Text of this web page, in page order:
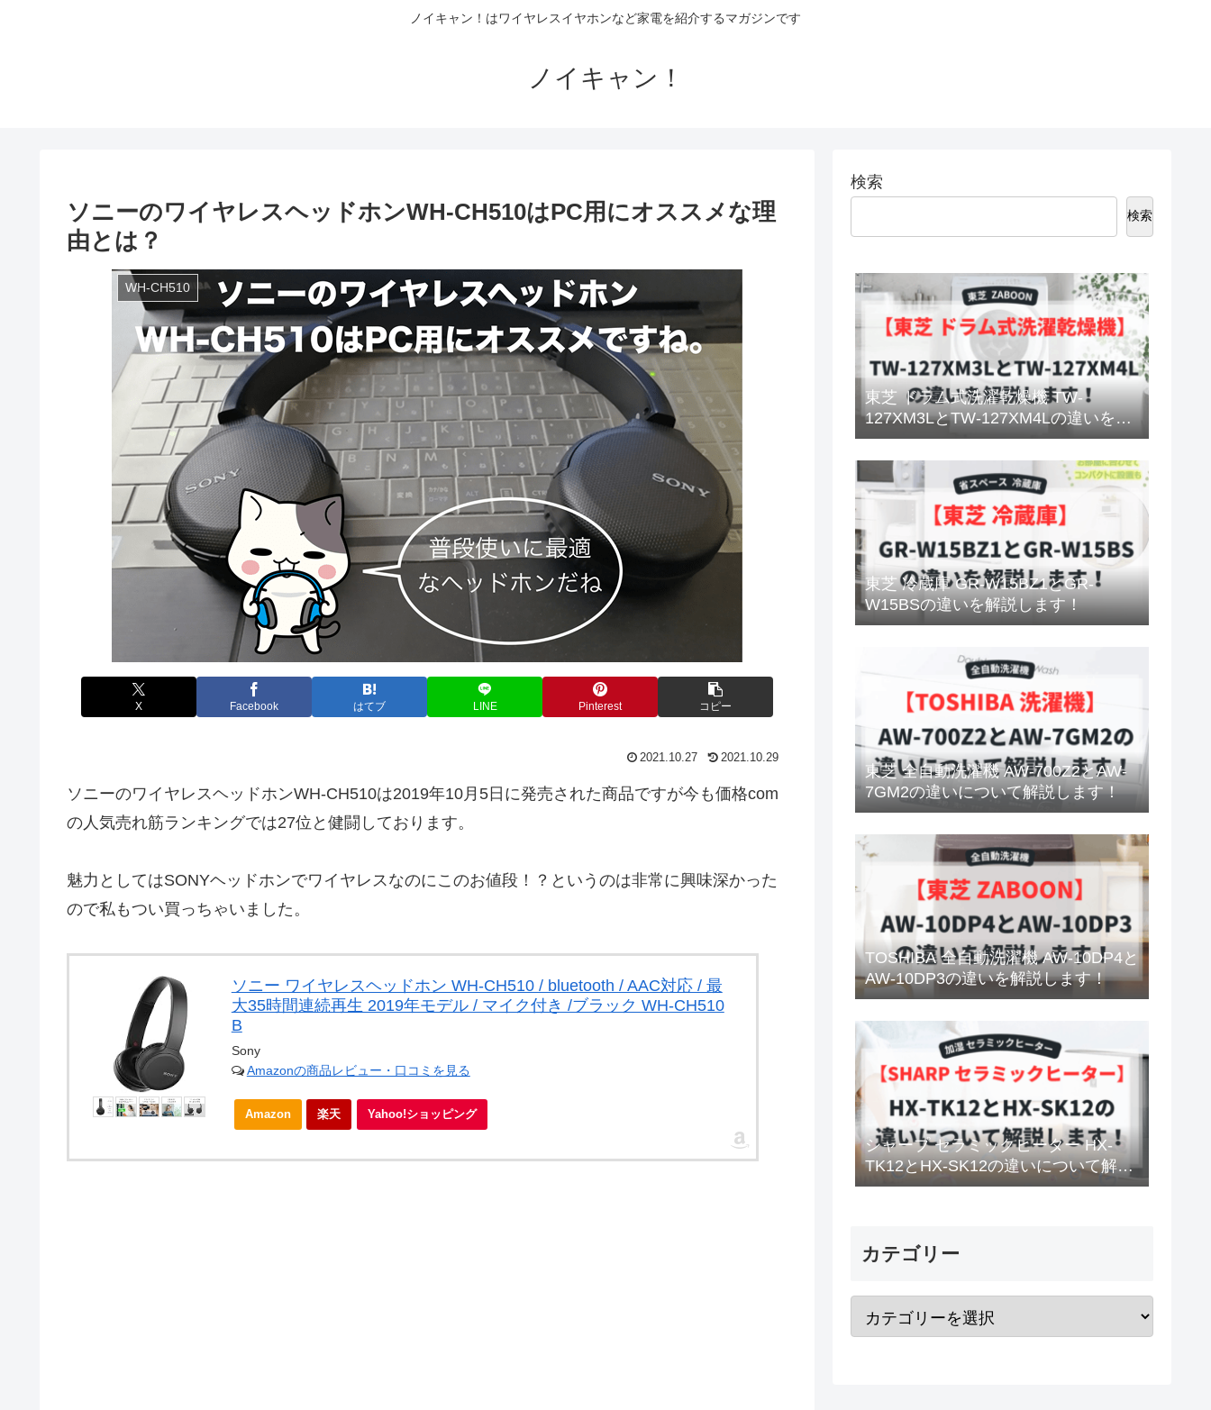
ノイキャン！はワイヤレスイヤホンなど家電を紹介するマガジンです
ノイキャン！
ソニーのワイヤレスヘッドホンWH-CH510はPC用にオススメな理
由とは？
WH-CH510
X Facebook はてブ LINE Pinterest コピー
2021.10.27 2021.10.29
ソニーのワイヤレスヘッドホンWH-CH510は2019年10月5日に発売された商品ですが今も価格com
の人気売れ筋ランキングでは27位と健闘しております。
魅力としてはSONYヘッドホンでワイヤレスなのにこのお値段！？というのは非常に興味深かった
ので私もつい買っちゃいました。
ソニー ワイヤレスヘッドホン WH-CH510 / bluetooth / AAC対応 / 最
大35時間連続再生 2019年モデル / マイク付き /ブラック WH-CH510
B
Sony
Amazonの商品レビュー・口コミを見る
Amazon 楽天 Yahoo!ショッピング
検索
検索
東芝 ドラム式洗濯乾燥機 TW-
127XM3LとTW-127XM4Lの違いを解
説します！
東芝 冷蔵庫 GR-W15BZ1とGR-
W15BSの違いを解説します！
東芝 全自動洗濯機 AW-700Z2とAW-
7GM2の違いについて解説します！
TOSHIBA 全自動洗濯機 AW-10DP4と
AW-10DP3の違いを解説します！
シャープ セラミックヒーター HX-
TK12とHX-SK12の違いについて解説
します！
カテゴリー